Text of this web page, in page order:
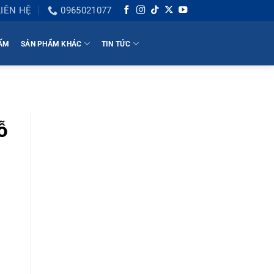
HỆ 0965021077
SẢN PHẨM KHÁC TIN TỨC